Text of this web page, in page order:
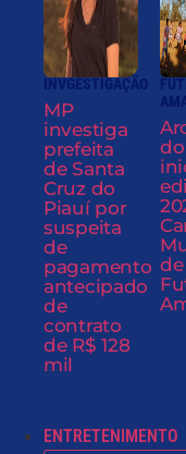
INVGESTIGAÇÃO
MP
investiga
prefeita
de Santa
Cruz do
Piauí por
suspeita
de
pagamento
antecipado
de
contrato
de R$ 128
mil
de
ENTRETENIMENTO